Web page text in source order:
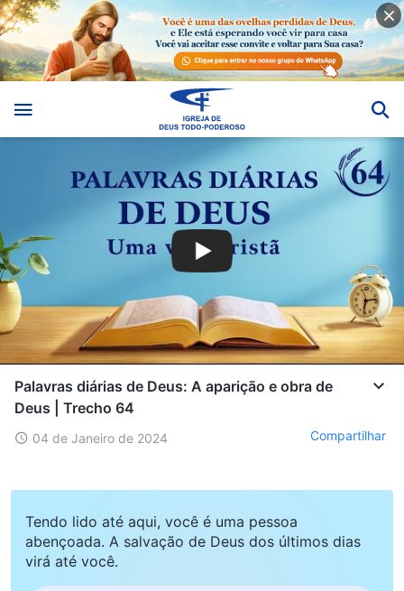
Palavras diárias de Deus: A aparição e obra de
Deus | Trecho 64
04 de Janeiro de 2024 Compartilhar
Tendo lido até aqui, você é uma pessoa
abençoada. A salvação de Deus dos últimos dias
virá até você.